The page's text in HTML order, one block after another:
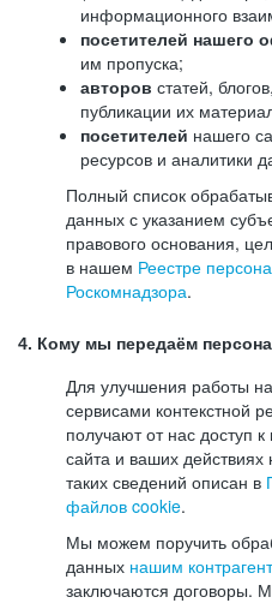
информационного
посетителей нашего
им пропуска;
авторов статей,
публикации их
посетителей нашего
ресурсов и аналитики
Полный список
данных с указанием
правового основания,
в нашем Реестре
Роскомнадзора.
4. Кому мы передаём
Для улучшения работы
сервисами контекстной
получают от нас доступ
сайта и ваших
таких сведений описан в
файлов cookie.
Мы можем поручить
данных нашим
заключаются договоры.